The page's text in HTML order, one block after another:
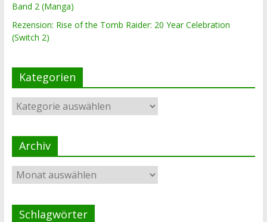
Band 2 (Manga)
Rezension: Rise of the Tomb Raider: 20 Year Celebration
(Switch 2)
Kategorien
Kategorien
Archiv
Archiv
Schlagwörter